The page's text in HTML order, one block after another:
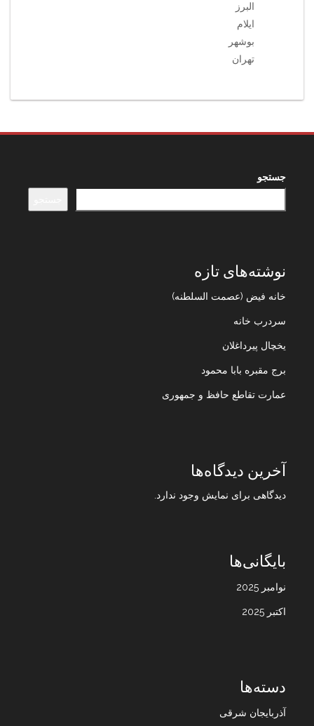
البرز
ایلام
بوشهر
تهران
جستجو
نوشته‌های تازه
خانه فیض (عصمت السلطنه)
سردرب خانه
یخچال پیرداغلان
برج مقبره بابا محمود
عمارت تقاطع حافظ و جمهوری
آخرین دیدگاه‌ها
دیدگاهی برای نمایش وجود ندارد.
بایگانی‌ها
نوامبر 2025
اکتبر 2025
دسته‌ها
آذربایجان شرقی